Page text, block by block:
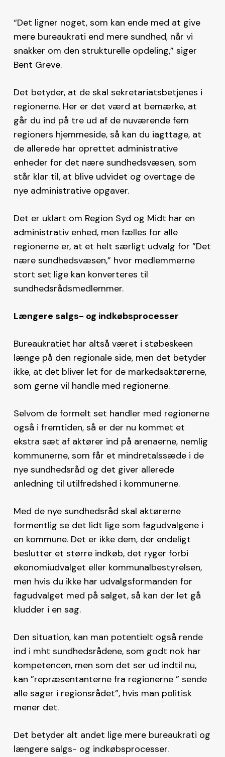
“Det ligner noget, som kan ende med at give
mere bureaukrati end mere sundhed, når vi
snakker om den strukturelle opdeling,” siger
Bent Greve.
Det betyder, at de skal sekretariatsbetjenes i
regionerne. Her er det værd at bemærke, at
går du ind på tre ud af de nuværende fem
regioners hjemmeside, så kan du iagttage, at
de allerede har oprettet administrative
enheder for det nære sundhedsvæsen, som
står klar til, at blive udvidet og overtage de
nye administrative opgaver.
Det er uklart om Region Syd og Midt har en
administrativ enhed, men fælles for alle
regionerne er, at et helt særligt udvalg for ”Det
nære sundhedsvæsen,” hvor medlemmerne
stort set lige kan konverteres til
sundhedsrådsmedlemmer.
Længere salgs- og indkøbsprocesser
Bureaukratiet har altså været i støbeskeen
længe på den regionale side, men det betyder
ikke, at det bliver let for de markedsaktørerne,
som gerne vil handle med regionerne.
Selvom de formelt set handler med regionerne
også i fremtiden, så er der nu kommet et
ekstra sæt af aktører ind på arenaerne, nemlig
kommunerne, som får et mindretalssæde i de
nye sundhedsråd og det giver allerede
anledning til utilfredshed i kommunerne.
Med de nye sundhedsråd skal aktørerne
formentlig se det lidt lige som fagudvalgene i
en kommune. Det er ikke dem, der endeligt
beslutter et større indkøb, det ryger forbi
økonomiudvalget eller kommunalbestyrelsen,
men hvis du ikke har udvalgsformanden for
fagudvalget med på salget, så kan der let gå
kludder i en sag.
Den situation, kan man potentielt også rende
ind i mht sundhedsrådene, som godt nok har
kompetencen, men som det ser ud indtil nu,
kan ”repræsentanterne fra regionerne ” sende
alle sager i regionsrådet”, hvis man politisk
mener det.
Det betyder alt andet lige mere bureaukrati og
længere salgs- og indkøbsprocesser.